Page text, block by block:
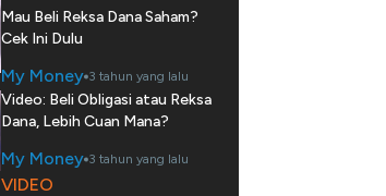
Mau Beli Reksa Dana Saham?
Cek Ini Dulu
My Money 3 tahun yang lalu
Video: Beli Obligasi atau Reksa
Dana, Lebih Cuan Mana?
My Money 3 tahun yang lalu
VIDEO